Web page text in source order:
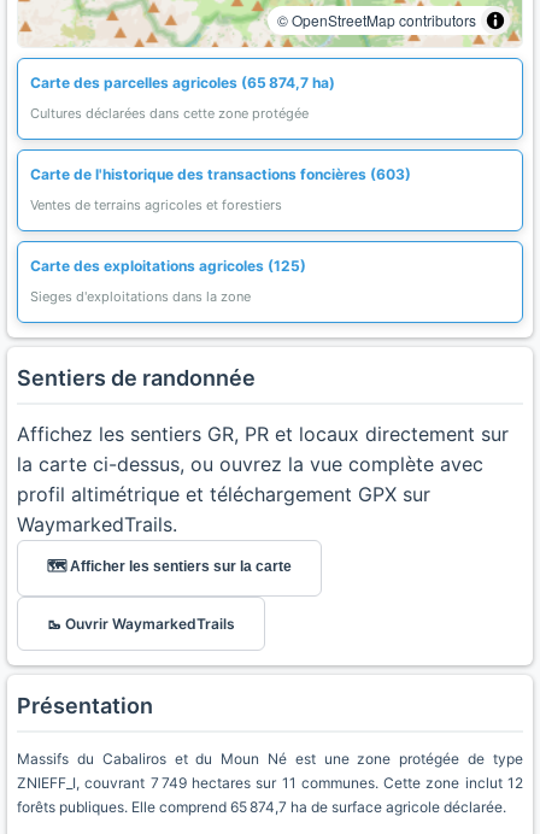
© OpenStreetMap contributors
Carte des parcelles agricoles (65 874,7 ha)
Cultures déclarées dans cette zone protégée
Carte de l'historique des transactions foncières (603)
Ventes de terrains agricoles et forestiers
Carte des exploitations agricoles (125)
Sieges d'exploitations dans la zone
Sentiers de randonnée
Affichez les sentiers GR, PR et locaux directement sur
la carte ci-dessus, ou ouvrez la vue complète avec
profil altimétrique et téléchargement GPX sur
WaymarkedTrails.
🗺️ Afficher les sentiers sur la carte
🥾 Ouvrir WaymarkedTrails
Présentation
Massifs du Cabaliros et du Moun Né est une zone protégée de type
ZNIEFF_I, couvrant 7 749 hectares sur 11 communes. Cette zone inclut 12
forêts publiques. Elle comprend 65 874,7 ha de surface agricole déclarée.